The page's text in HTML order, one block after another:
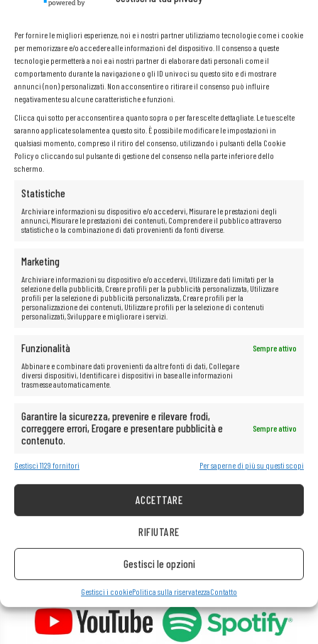
Per fornire le migliori esperienze, noi e i nostri partner utilizziamo tecnologie come i cookie
per memorizzare e/o accedere alle informazioni del dispositivo. Il consenso a queste
tecnologie permetterà a noi e ai nostri partner di elaborare dati personali come il
comportamento durante la navigazione o gli ID univoci su questo sito e di mostrare
annunci (non) personalizzati. Non acconsentire o ritirare il consenso può influire
negativamente su alcune caratteristiche e funzioni.
Clicca qui sotto per acconsentire a quanto sopra o per fare scelte dettagliate. Le tue scelte
saranno applicate solamente a questo sito. È possibile modificare le impostazioni in
qualsiasi momento, compreso il ritiro del consenso, utilizzando i pulsanti della Cookie
Policy o cliccando sul pulsante di gestione del consenso nella parte inferiore dello
schermo.
Statistiche
Archiviare informazioni su dispositivo e/o accedervi, Misurare le prestazioni degli
annunci, Misurare le prestazioni dei contenuti, Comprendere il pubblico attraverso
statistiche o la combinazione di dati provenienti da fonti diverse.
Marketing
Archiviare informazioni su dispositivo e/o accedervi, Utilizzare dati limitati per la
selezione della pubblicità, Creare profili per la pubblicità personalizzata, Utilizzare
profili per la selezione di pubblicità personalizzata, Creare profili per la
personalizzazione dei contenuti, Utilizzare profili per la selezione di contenuti
personalizzati, Sviluppare e migliorare i servizi.
Funzionalità
Sempre attivo
Abbinare e combinare dati provenienti da altre fonti di dati, Collegare
diversi dispositivi, Identificare i dispositivi in base alle informazioni
trasmesse automaticamente.
Garantire la sicurezza, prevenire e rilevare frodi,
correggere errori, Erogare e presentare pubblicità e
contenuto.
Sempre attivo
Gestisci 1129 fornitori Per saperne di più su questi scopi
ACCETTARE
RIFIUTARE
Gestisci le opzioni
Gestisci i cookiePolitica sulla riservatezzaContatto
Processore Intel Core i5-8350U
funzionamento, consentendo agli utenti di godere di un’apertura rapida
di file e programmi e di un passaggio istantaneo tra applicazioni e
pagine web. Inoltre, questi processori offrono eccezionali capacità di
intrattenimento e una riproduzione fluida di film in alta definizione.
Le possibilità multimediali illimitate
sono a portata di mano!
Guarda senza problemi film e ascolta musica in streaming con la
migliore qualità da piattaforme come Netflix, HBO, Amazon, YouTube,
Spotify e Facebook.